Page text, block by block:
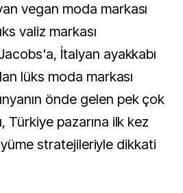
vegan moda markası
valiz markası
İtalyan ayakkabı
lüks moda markası
önde gelen pek çok
Türkiye pazarına ilk kez
stratejileriyle dikkati